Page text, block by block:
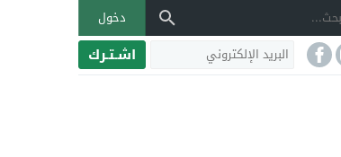
دخول
اشـتـرك